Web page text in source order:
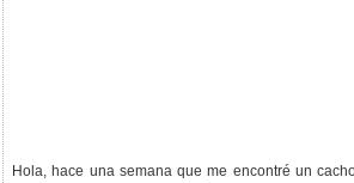
Hola, hace una semana que me encontré un